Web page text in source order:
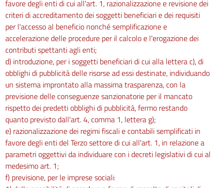
favore degli enti di cui all'art. 1, razionalizzazione e revisione dei
criteri di accreditamento dei soggetti beneficiari e dei requisiti
per l'accesso al beneficio nonché semplificazione e
accelerazione delle procedure per il calcolo e l'erogazione dei
contributi spettanti agli enti;
d) introduzione, per i soggetti beneficiari di cui alla lettera c), di
obblighi di pubblicità delle risorse ad essi destinate, individuando
un sistema improntato alla massima trasparenza, con la
previsione delle conseguenze sanzionatorie per il mancato
rispetto dei predetti obblighi di pubblicità, fermo restando
quanto previsto dall'art. 4, comma 1, lettera g);
e) razionalizzazione dei regimi fiscali e contabili semplificati in
favore degli enti del Terzo settore di cui all'art. 1, in relazione a
parametri oggettivi da individuare con i decreti legislativi di cui al
medesimo art. 1;
f) previsione, per le imprese sociali: